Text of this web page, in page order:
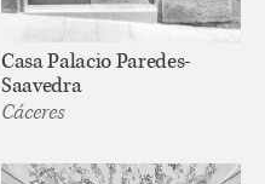
Casa Palacio Paredes-
Saavedra
Cáceres